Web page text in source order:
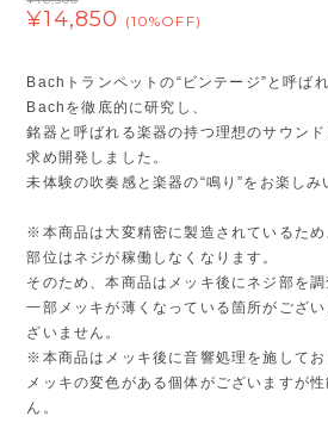
¥14,850 (10%OFF)
Bachトランペットの“ビンテージ”と呼ば
Bachを徹底的に研究し、
銘器と呼ばれる楽器の持つ理想のサウン
求め開発しました。
未体験の吹奏感と楽器の“鳴り”をお楽しみ
※本商品は大変精密に製造されているた
部位はネジが稼働しなくなります。
そのため、本商品はメッキ後にネジ部を
一部メッキが薄くなっている箇所がござ
ざいません。
※本商品はメッキ後に音響処理を施して
メッキの変色がある個体がございますが
ん。